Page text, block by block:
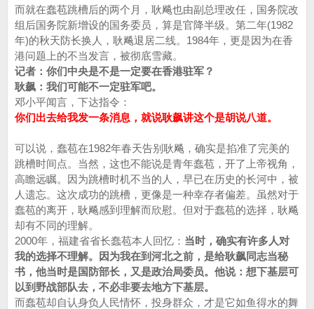
而就在蠢苞跳槽后的两个月，耿飚也由副总理改任，国务院改
组后国务院新增设的国务委员，算是官降半级。第二年(1982
年)的秋天防长换人，耿飚退居二线。1984年，更是因为在香
港问题上的不当发言，被彻底雪藏。
记者：你们中央是不是一定要在香港驻军？
耿飙：我们可能不一定驻军吧。
邓小平闻言，下达指令：
你们出去给我发一条消息，就说耿飙讲这个是胡说八道。
可以说，蠢苞在1982年春天告别耿飚，确实是掐准了完美的
跳槽时间点。当然，这也不能说是青年蠢苞，开了上帝视角，
高瞻远瞩。因为跳槽时机不当的人，早已在历史的长河中，被
人遗忘。这次成功的跳槽，更像是一种幸存者偏差。虽然对于
蠢苞的离开，耿飚感到理解而欣慰。但对于蠢苞的选择，耿飚
却有不同的理解。
2000年，福建省省长蠢苞本人回忆： 当时，确实有许多人对
我的选择不理解。因为我在到河北之前，是给耿飙同志当秘
书，他当时是国防部长，又是政治局委员。他说：想下基层可
以到野战部队去，不必非要去地方下基层。
而蠢苞却自认身负人民情怀，投身群众，才是它如鱼得水的舞